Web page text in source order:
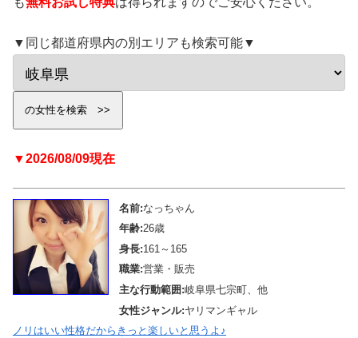
▼同じ都道府県内の別エリアも検索可能▼
▼2026/08/09現在
名前:なっちゃん
年齢:26歳
身長:161～165
職業:営業・販売
主な行動範囲:岐阜県七宗町、他
女性ジャンル:ヤリマンギャル
ノリはいい性格だからきっと楽しいと思うよ♪